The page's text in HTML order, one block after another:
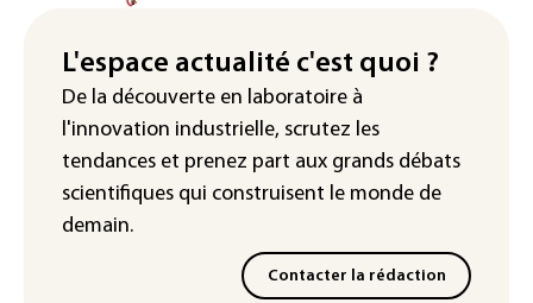
trimestre 2026, avec la hausse des prix
du pétrole
L'espace actualité c'est quoi ?
De la découverte en laboratoire à
l'innovation industrielle, scrutez les
tendances et prenez part aux grands débats
scientifiques qui construisent le monde de
demain.
Contacter la rédaction